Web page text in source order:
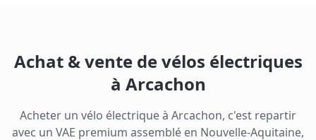
Achat & vente de vélos électriques
à Arcachon
Acheter un vélo électrique à Arcachon, c'est repartir
avec un VAE premium assemblé en Nouvelle-Aquitaine,